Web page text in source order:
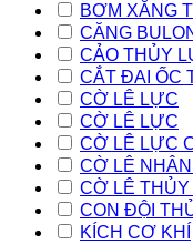
BƠM XĂNG
CĂNG
CẢO THỦY
CẮT ĐAI ỐC
CỜ LÊ LỰC
CỜ LÊ LỰC
CỜ LÊ LỰC
CỜ LÊ
CỜ LÊ
CON ĐỘI
KÍCH CƠ KHÍ